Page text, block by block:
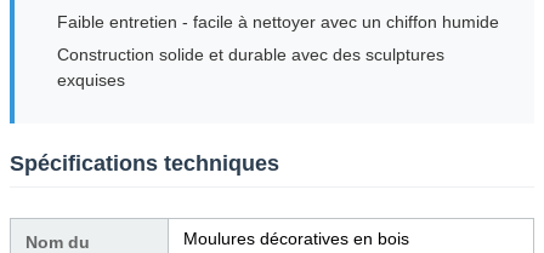
Faible entretien - facile à nettoyer avec un chiffon humide
Construction solide et durable avec des sculptures
exquises
Spécifications techniques
Nom du
Moulures décoratives en bois